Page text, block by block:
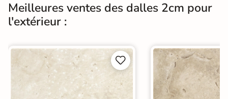
Pose sur plots
Catégories
Carrelage Gris
Carrelage sur plot effet pierre
|
Carrelage intérieur / extérieur
identique
Meilleures ventes des dalles 2cm pour
l'extérieur :

